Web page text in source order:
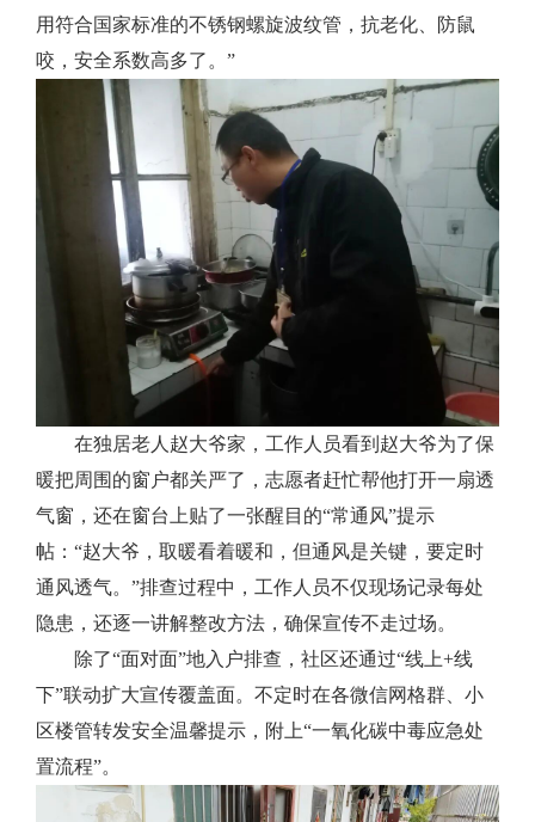
用符合国家标准的不锈钢螺旋波纹管，抗老化、防鼠
咬，安全系数高多了。”
在独居老人赵大爷家，工作人员看到赵大爷为了保
暖把周围的窗户都关严了，志愿者赶忙帮他打开一扇透
气窗，还在窗台上贴了一张醒目的“常通风”提示
帖：“赵大爷，取暖看着暖和，但通风是关键，要定时
通风透气。”排查过程中，工作人员不仅现场记录每处
隐患，还逐一讲解整改方法，确保宣传不走过场。
除了“面对面”地入户排查，社区还通过“线上+线
下”联动扩大宣传覆盖面。不定时在各微信网格群、小
区楼管转发安全温馨提示，附上“一氧化碳中毒应急处
置流程”。